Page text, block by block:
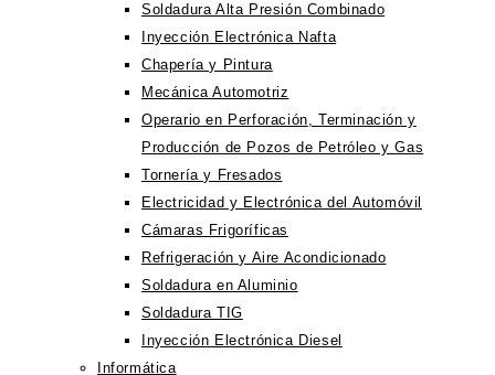
Soldadura Alta Presión Combinado
Inyección Electrónica Nafta
Chapería y Pintura
Mecánica Automotriz
Operario en Perforación, Terminación y
Producción de Pozos de Petróleo y Gas
Tornería y Fresados
Electricidad y Electrónica del Automóvil
Cámaras Frigoríficas
Refrigeración y Aire Acondicionado
Soldadura en Aluminio
Soldadura TIG
Inyección Electrónica Diesel
Informática